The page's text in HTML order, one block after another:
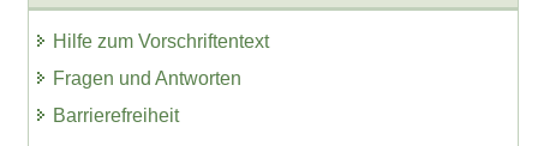
Hilfe zum Vorschriftentext
Fragen und Antworten
Barrierefreiheit